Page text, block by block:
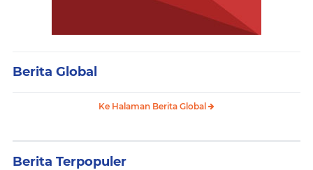
Berita Global
Ke Halaman Berita Global
Berita Terpopuler